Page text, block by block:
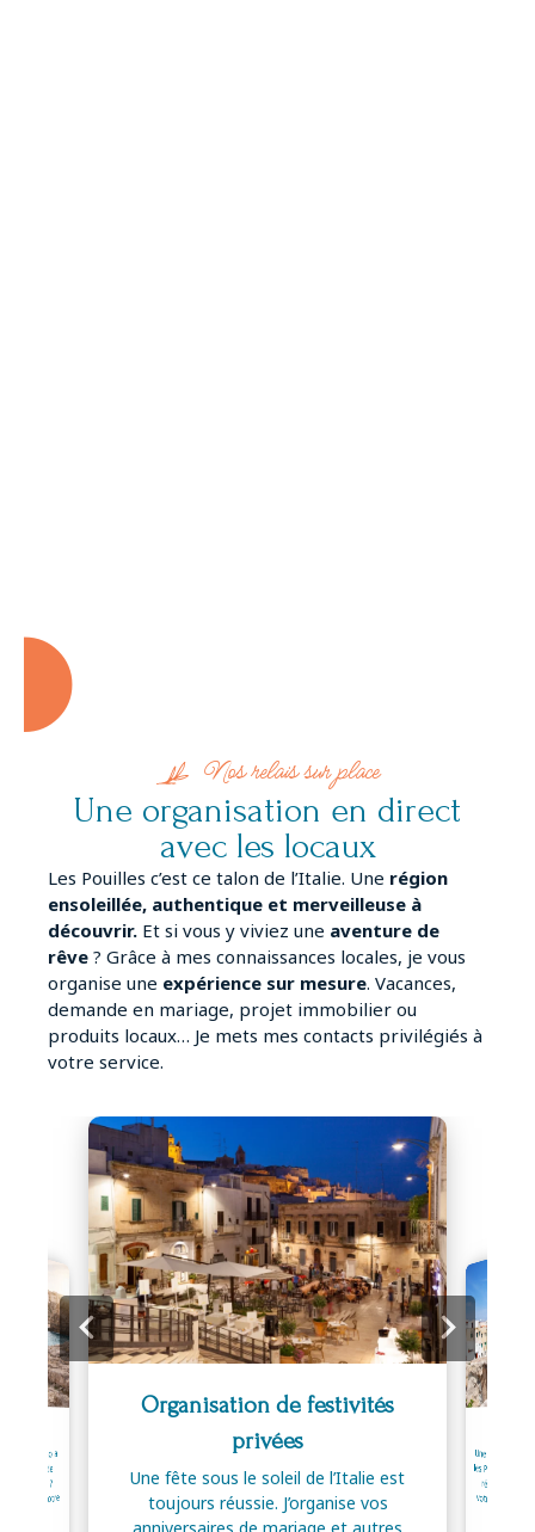
Nos relais sur place
Une organisation en direct
avec les locaux
Les Pouilles c’est ce talon de l’Italie. Une région
ensoleillée, authentique et merveilleuse à
découvrir. Et si vous y viviez une aventure de
rêve ? Grâce à mes connaissances locales, je vous
organise une expérience sur mesure. Vacances,
demande en mariage, projet immobilier ou
produits locaux… Je mets mes contacts privilégiés à
votre service.
de Polignano a
baroque de
romantique ?
vita dans votre
Organisation de festivités
privées
Une fête sous le soleil de l’Italie est
toujours réussie. J’organise vos
Une envie de
les Pouilles ou
région ? Je vous